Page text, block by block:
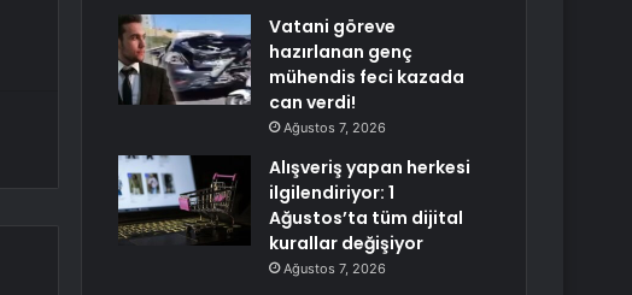
Vatani göreve
hazırlanan genç
mühendis feci kazada
can verdi!
Ağustos 7, 2026
Alışveriş yapan herkesi
ilgilendiriyor: 1
Ağustos’ta tüm dijital
kurallar değişiyor
Ağustos 7, 2026